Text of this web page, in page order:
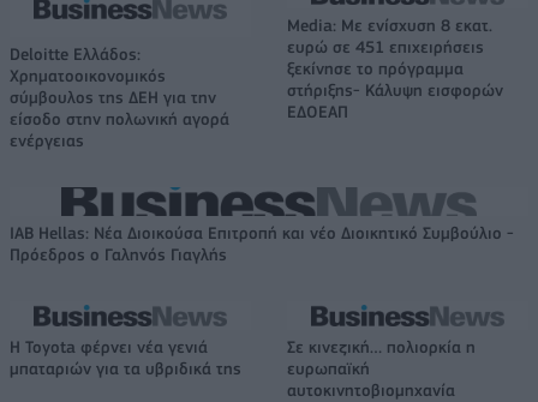
Deloitte Ελλάδος:
Χρηματοοικονομικός
σύμβουλος της ΔΕΗ για την
είσοδο στην πολωνική αγορά
ενέργειας
Media: Με ενίσχυση 8 εκατ.
ευρώ σε 451 επιχειρήσεις
ξεκίνησε το πρόγραμμα
στήριξης- Κάλυψη εισφορών
ΕΔΟΕΑΠ
IAB Hellas: Νέα Διοικούσα Επιτροπή και νέο Διοικητικό Συμβούλιο -
Πρόεδρος ο Γαληνός Γιαγλής
Η Toyota φέρνει νέα γενιά
μπαταριών για τα υβριδικά της
Σε κινεζική… πολιορκία η
ευρωπαϊκή
αυτοκινητοβιομηχανία